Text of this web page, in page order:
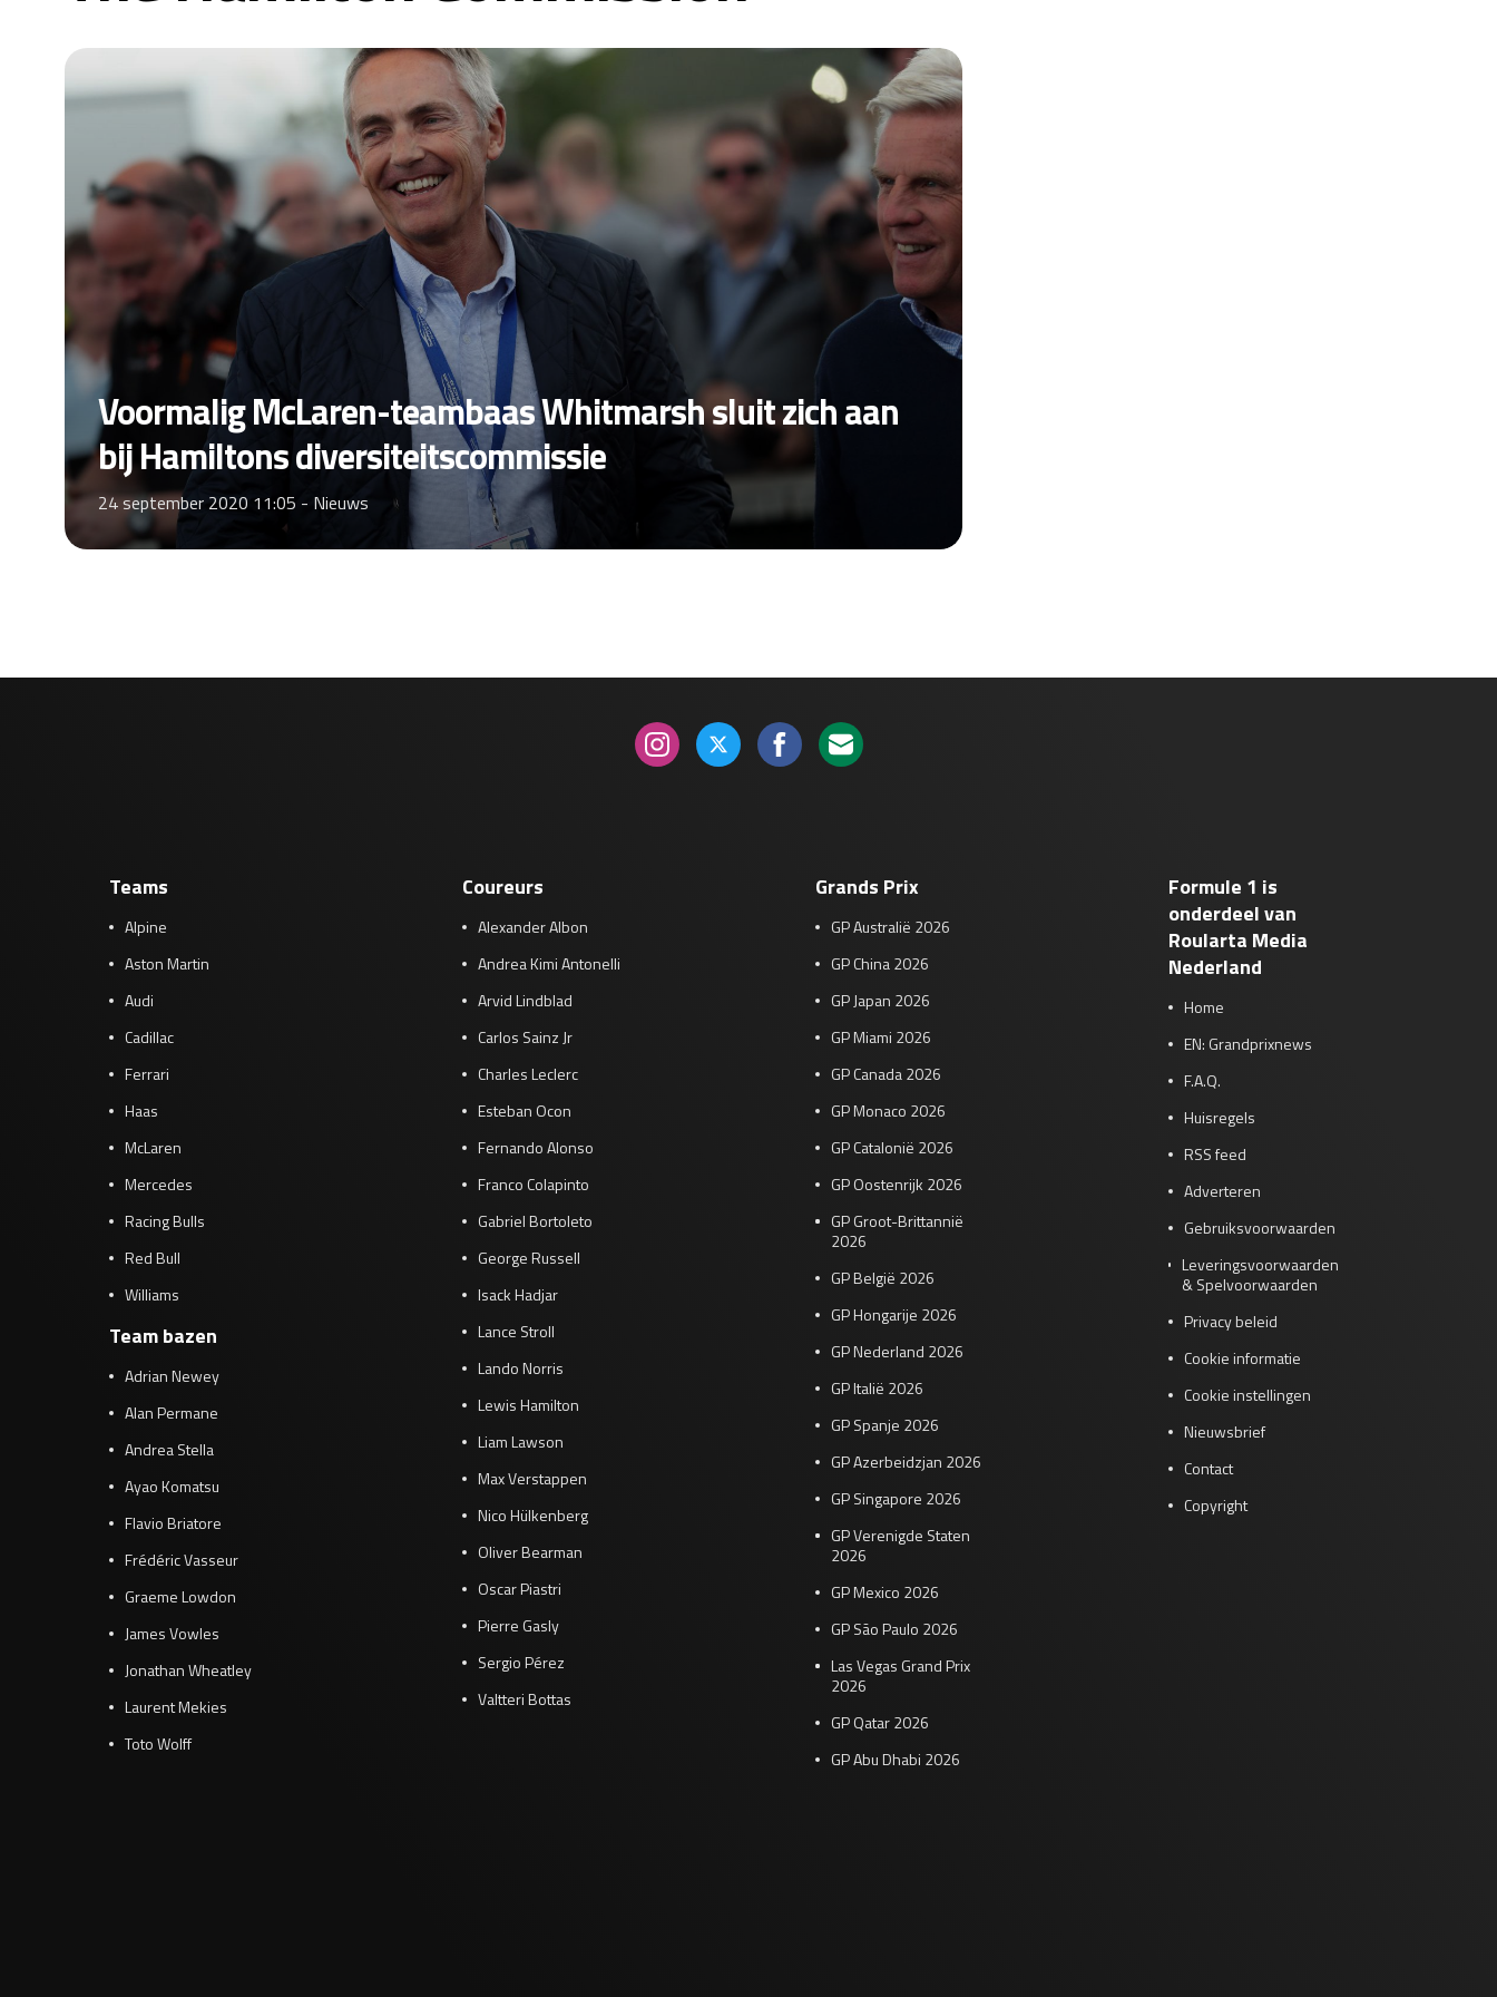
Voormalig McLaren-teambaas Whitmarsh sluit zich aan
bij Hamiltons diversiteitscommissie
24 september 2020 11:05 - Nieuws
Teams
Alpine
Aston Martin
Audi
Cadillac
Ferrari
Haas
McLaren
Mercedes
Racing Bulls
Red Bull
Williams
Team bazen
Adrian Newey
Alan Permane
Andrea Stella
Ayao Komatsu
Flavio Briatore
Frédéric Vasseur
Graeme Lowdon
James Vowles
Jonathan Wheatley
Laurent Mekies
Toto Wolff
Coureurs
Alexander Albon
Andrea Kimi Antonelli
Arvid Lindblad
Carlos Sainz Jr
Charles Leclerc
Esteban Ocon
Fernando Alonso
Franco Colapinto
Gabriel Bortoleto
George Russell
Isack Hadjar
Lance Stroll
Lando Norris
Lewis Hamilton
Liam Lawson
Max Verstappen
Nico Hülkenberg
Oliver Bearman
Oscar Piastri
Pierre Gasly
Sergio Pérez
Valtteri Bottas
Grands Prix
GP Australië 2026
GP China 2026
GP Japan 2026
GP Miami 2026
GP Canada 2026
GP Monaco 2026
GP Catalonië 2026
GP Oostenrijk 2026
GP Groot-Brittannië
2026
GP België 2026
GP Hongarije 2026
GP Nederland 2026
GP Italië 2026
GP Spanje 2026
GP Azerbeidzjan 2026
GP Singapore 2026
GP Verenigde Staten
2026
GP Mexico 2026
GP São Paulo 2026
Las Vegas Grand Prix
2026
GP Qatar 2026
GP Abu Dhabi 2026
Formule 1 is
onderdeel van
Roularta Media
Nederland
Home
EN: Grandprixnews
F.A.Q.
Huisregels
RSS feed
Adverteren
Gebruiksvoorwaarden
Leveringsvoorwaarden
& Spelvoorwaarden
Privacy beleid
Cookie informatie
Cookie instellingen
Nieuwsbrief
Contact
Copyright